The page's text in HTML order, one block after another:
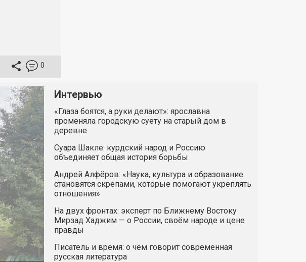
0
Интервью
«Глаза боятся, а руки делают»: ярославна
променяла городскую суету на старый дом в
деревне
Суара Шакле: курдский народ и Россию
объединяет общая история борьбы
Андрей Алфёров: «Наука, культура и образование
становятся скрепами, которые помогают укреплять
отношения»
На двух фронтах: эксперт по Ближнему Востоку
Мирзад Хаджим — о России, своём народе и цене
правды
Писатель и время: о чём говорит современная
русская литература